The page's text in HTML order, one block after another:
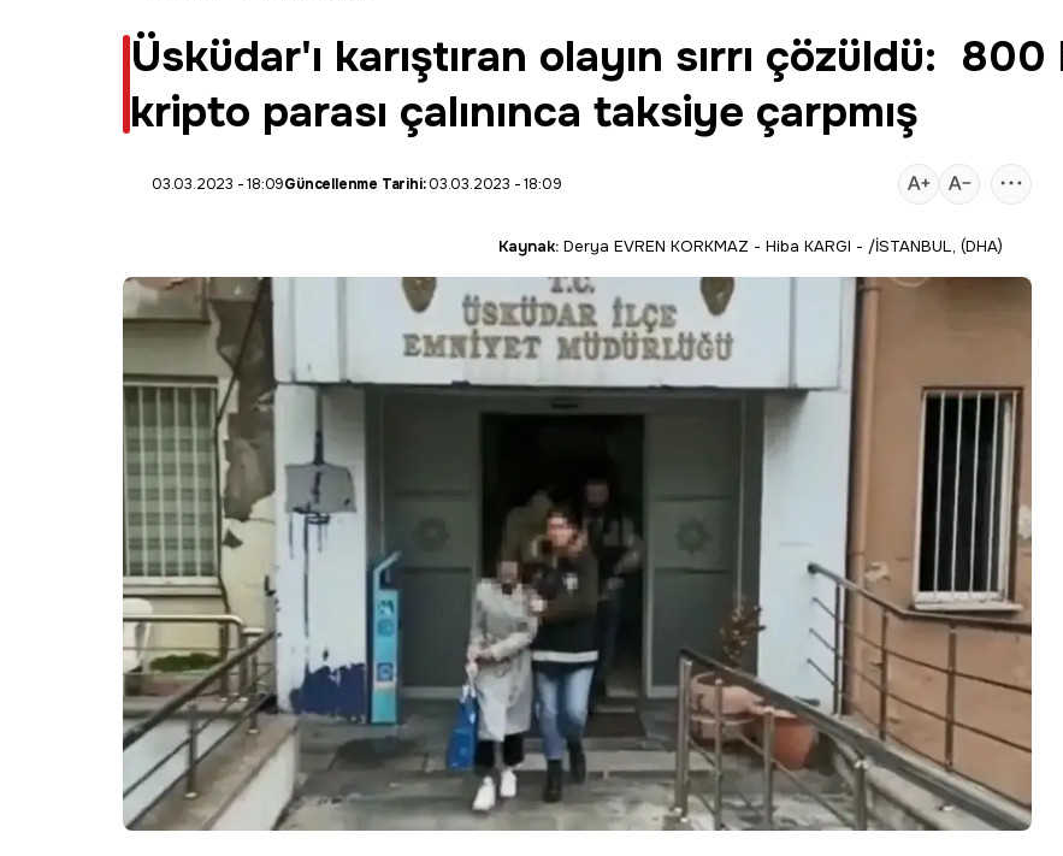
Üsküdar'ı karıştıran olayın sırrı çözüldü: 800
kripto parası çalınınca taksiye çarpmış
03.03.2023 - 18:09Güncellenme Tarihi:03.03.2023 - 18:09
Kaynak: Derya EVREN KORKMAZ - Hiba KARGI - /İSTANBUL, (DHA)